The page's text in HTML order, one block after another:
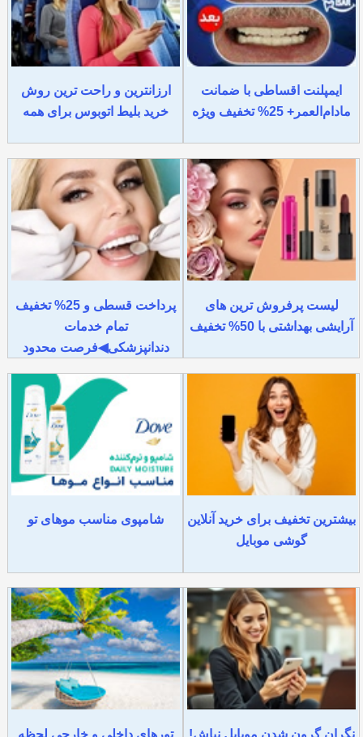
ایمپلنت اقساطی با ضمانت
مادام‌العمر+ 25% تخفیف ویژه
ارزانترین و راحت ترین روش
خرید بلیط اتوبوس برای همه
لیست پرفروش ترین های
آرایشی بهداشتی با 50% تخفیف
پرداخت قسطی و 25% تخفیف
تمام خدمات
دندانپزشکی◀فرصت محدود
بیشترین تخفیف برای خرید آنلاین
گوشی موبایل
شامپوی مناسب موهای تو
نگران گرون شدن موبایل نباش! تورهای داخلی و خارجی لحظه